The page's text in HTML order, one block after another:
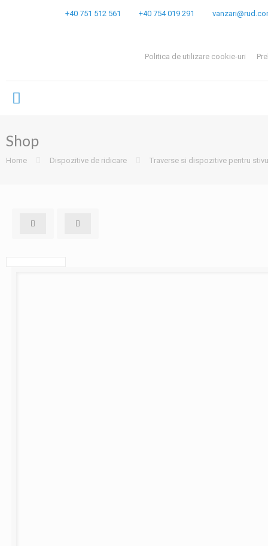
+40 751 512 561 +40 754 019 291
Politica de utilizare cookie-uri
Shop
Home Dispozitive de ridicare Traverse si dispozitive pentru